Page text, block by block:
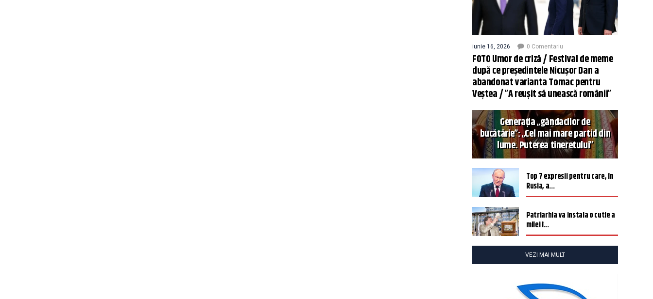
iunie 16, 2026 0 Comentariu
FOTO Umor de criză / Festival de meme
după ce președintele Nicușor Dan a
abandonat varianta Tomac pentru
Veștea / ”A reușit să unească românii”
Generația „gândacilor de
bucătărie”: „Cel mai mare partid din
lume. Puterea tineretului”
Top 7 expresii pentru care, în
Rusia, a...
Patriarhia va instala o cutie a
milei î...
VEZI MAI MULT